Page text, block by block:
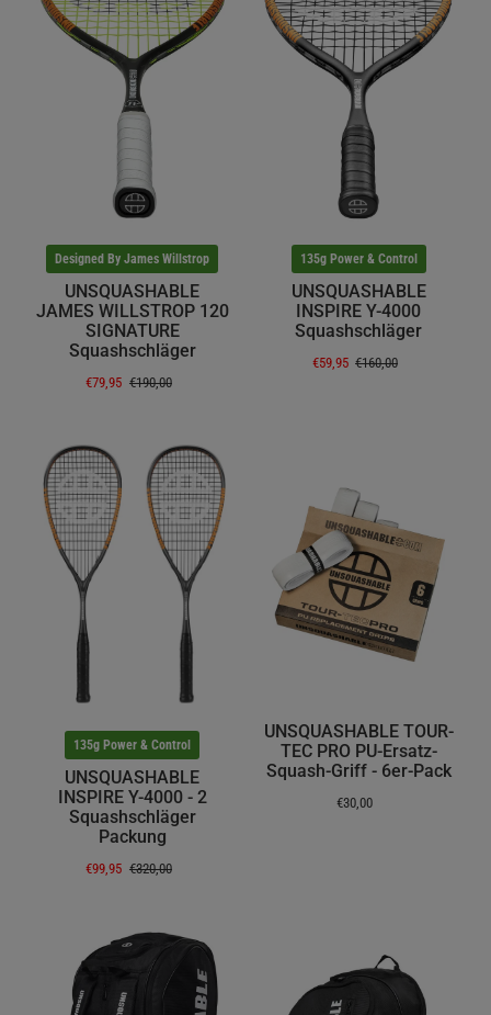
Designed By James Willstrop
UNSQUASHABLE
JAMES WILLSTROP 120
SIGNATURE
Squashschläger
€79,95 €190,00
135g Power & Control
UNSQUASHABLE
INSPIRE Y-4000
Squashschläger
€59,95 €160,00
135g Power & Control
UNSQUASHABLE
INSPIRE Y-4000 - 2
Squashschläger
Packung
€99,95 €320,00
UNSQUASHABLE TOUR-
TEC PRO PU-Ersatz-
Squash-Griff - 6er-Pack
€30,00